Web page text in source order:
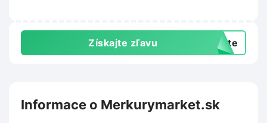
Získajte zľavu exte
Informace o Merkurymarket.sk